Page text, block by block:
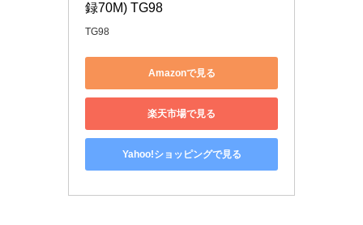
録70M) TG98
TG98
Amazonで見る
楽天市場で見る
Yahoo!ショッピングで見る